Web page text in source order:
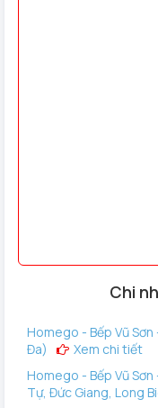
Chi
Homego - Bếp Vũ Sơn
Đa)
Xem chi tiết
Homego - Bếp Vũ Sơn
Tự, Đức Giang, Long